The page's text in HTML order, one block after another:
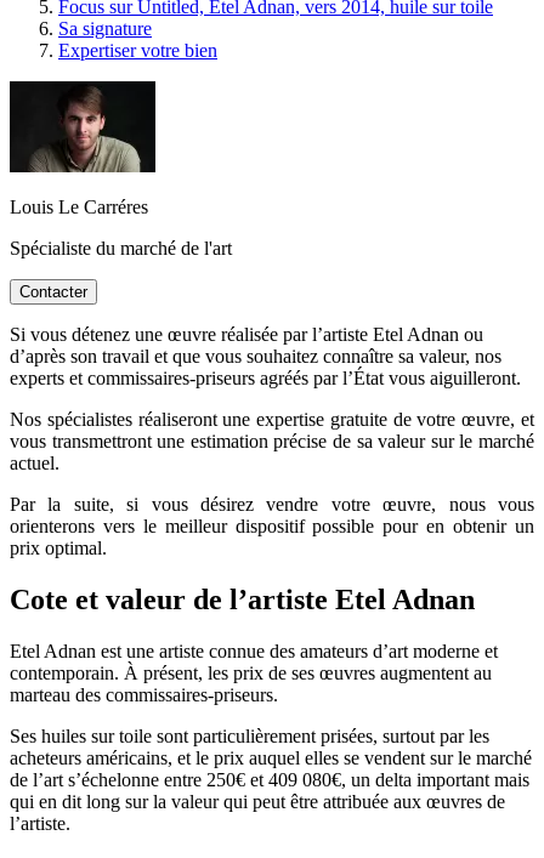
Focus sur Untitled, Etel Adnan, vers 2014, huile sur toile
Sa signature
Expertiser votre bien
Louis Le Carréres
Spécialiste du marché de l'art
Contacter
Si vous détenez une œuvre réalisée par l’artiste Etel Adnan ou
d’après son travail et que vous souhaitez connaître sa valeur, nos
experts et commissaires-priseurs agréés par l’État vous aiguilleront.
Nos spécialistes réaliseront une expertise gratuite de votre œuvre, et
vous transmettront une estimation précise de sa valeur sur le marché
actuel.
Par la suite, si vous désirez vendre votre œuvre, nous vous
orienterons vers le meilleur dispositif possible pour en obtenir un
prix optimal.
Cote et valeur de l’artiste Etel Adnan
Etel Adnan est une artiste connue des amateurs d’art moderne et
contemporain. À présent, les prix de ses œuvres augmentent au
marteau des commissaires-priseurs.
Ses huiles sur toile sont particulièrement prisées, surtout par les
acheteurs américains, et le prix auquel elles se vendent sur le marché
de l’art s’échelonne entre 250€ et 409 080€, un delta important mais
qui en dit long sur la valeur qui peut être attribuée aux œuvres de
l’artiste.